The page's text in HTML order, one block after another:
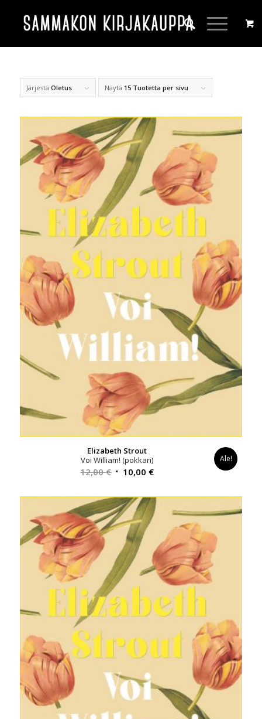
Järjestä Oletus Näytä 15 Tuotetta per sivu
Elizabeth Strout
Voi William! (pokkari)
12,00€ Alkuperäinen
oli:
12,00 €.
10,00 €Nykyinen
on:
10,00 €.
Ale!